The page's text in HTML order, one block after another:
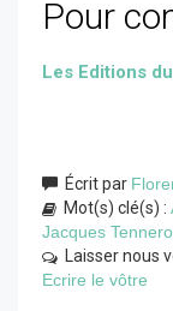
Pour
Les Editions
Écrit par
Mot(s) clé(s) :
Jacques
Laisser nous
Ecrire le vôtre